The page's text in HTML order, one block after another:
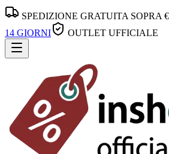
SPEDIZIONE GRATUITA SOPRA
14 GIORNI
OUTLET UFFICIALE